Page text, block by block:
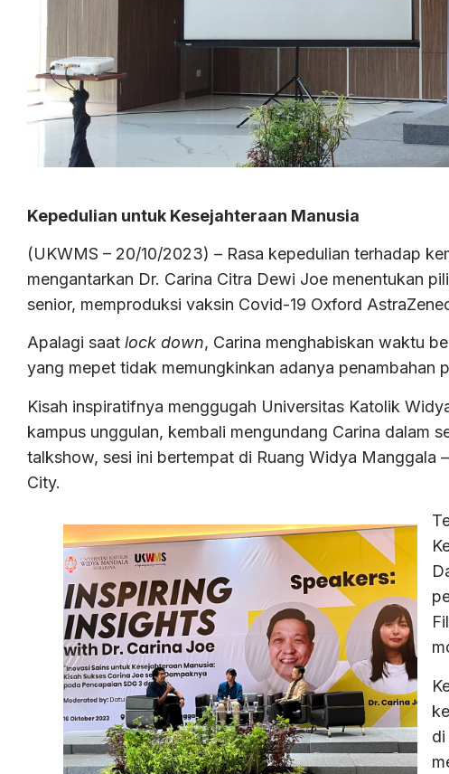
Kepedulian untuk Kesejahteraan Manusia
(UKWMS – 20/10/2023) – Rasa kepedulian terhadap
mengantarkan Dr. Carina Citra Dewi Joe menentukan
senior, memproduksi vaksin Covid-19 Oxford
Apalagi saat lock down, Carina menghabiskan waktu
yang mepet tidak memungkinkan adanya penambahan
Kisah inspiratifnya menggugah Universitas Katolik
kampus unggulan, kembali mengundang Carina dalam
talkshow, sesi ini bertempat di Ruang Widya Manggala
City.
di